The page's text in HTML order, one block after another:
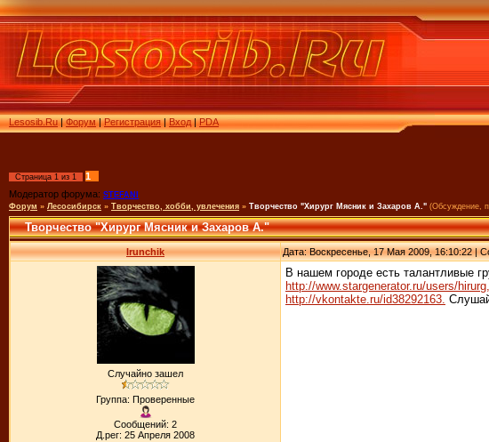
Lesosib.Ru|Форум|Регистрация|Вход|PDA
Страница 1 из 1
1
Модератор форума: STEFANI
Форум » Лесосибирск » Творчество, хобби, увлечения » Творчество "Хирург Мясник и Захаров А." (Обсуждение,
Творчество "Хирург Мясник и Захаров А."
Irunchik Дата: Воскресенье, 17 Мая 2009, 16:10:22 |
Случайно зашел
Группа: Проверенные
Сообщений: 2
Д.рег: 25 Апреля 2008
В нашем городе есть талантливые
http://www.stargenerator.ru/users/hirurg,
http://vkontakte.ru/id38292163.